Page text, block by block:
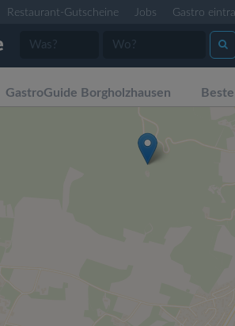
Restaurant-Gutscheine Jobs Gastro
GastroGuide Borgholzhausen